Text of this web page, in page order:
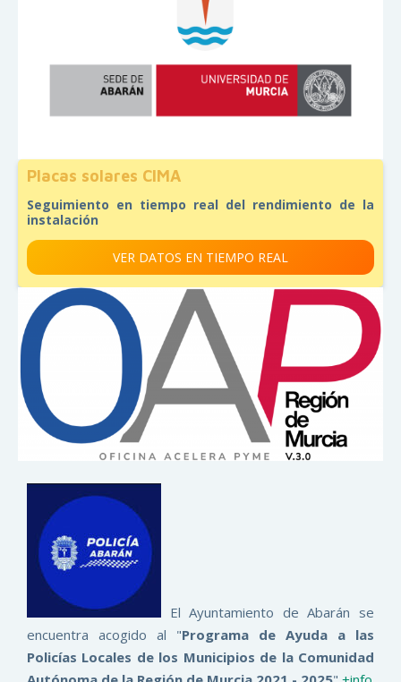
Placas solares CIMA
Seguimiento en tiempo real del rendimiento de la
instalación
VER DATOS EN TIEMPO REAL
El Ayuntamiento de Abarán se
encuentra acogido al "Programa de Ayuda a las
Policías Locales de los Municipios de la Comunidad